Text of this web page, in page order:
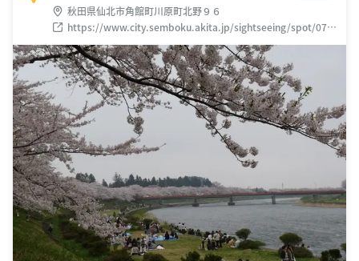
秋田県仙北市角館町川原町北野９６
https://www.city.semboku.akita.jp/sightseeing/spot/07_
someiyoshino.html